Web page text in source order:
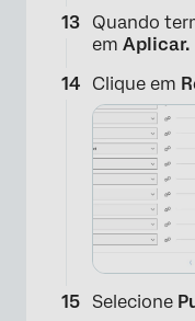
Quando
em Aplicar.
Clique em
Selecione